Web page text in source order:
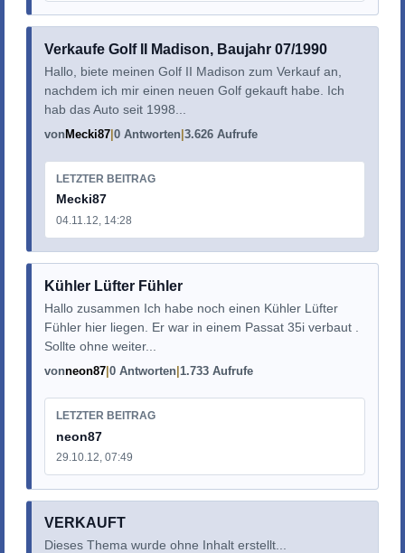
Verkaufe Golf II Madison, Baujahr 07/1990
Hallo, biete meinen Golf II Madison zum Verkauf an,
nachdem ich mir einen neuen Golf gekauft habe. Ich
hab das Auto seit 1998...
von Mecki87 0 Antworten 3.626 Aufrufe
LETZTER BEITRAG
Mecki87
04.11.12, 14:28
Kühler Lüfter Fühler
Hallo zusammen Ich habe noch einen Kühler Lüfter
Fühler hier liegen. Er war in einem Passat 35i verbaut .
Sollte ohne weiter...
vonneon87 0 Antworten 1.733 Aufrufe
LETZTER BEITRAG
neon87
29.10.12, 07:49
VERKAUFT
Dieses Thema wurde ohne Inhalt erstellt...